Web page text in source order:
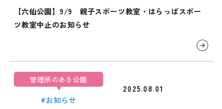
【六仙公園】9/9 親子スポーツ教室・はらっぱスポー
ツ教室中止のお知らせ
管理所のある公園
#お知らせ
2025.08.01